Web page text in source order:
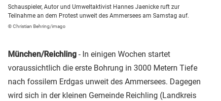
Schauspieler, Autor und Umweltaktivist Hannes Jaenicke ruft zur
Teilnahme an dem Protest unweit des Ammersees am Samstag auf.
© Christian Behring/imago
München/Reichling - In einigen Wochen startet
voraussichtlich die erste Bohrung in 3000 Metern Tiefe
nach fossilem Erdgas unweit des Ammersees. Dagegen
wird sich in der kleinen Gemeinde Reichling (Landkreis